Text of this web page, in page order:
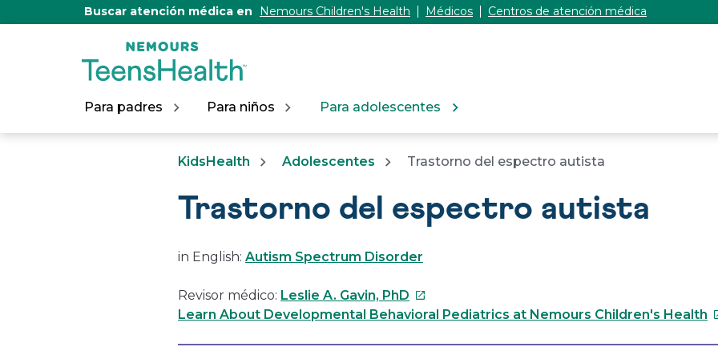
Buscar atención médica en Nemours Children's Health Médicos Centros de atención médica
Para padres Para niños Para adolescentes
KidsHealth Adolescentes Trastorno del espectro autista
Trastorno del espectro autista
in English: Autism Spectrum Disorder
Revisor médico: Leslie A. Gavin, PhD Este
enlace
Learn About Developmental Behavioral Pediatrics at Nemours Children's Health